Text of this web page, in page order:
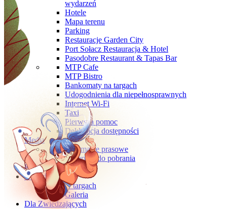
wydarzeń
Hotele
Mapa terenu
Parking
Restauracje Garden City
Port Sołacz Restauracja & Hotel
Pasodobre Restaurant & Tapas Bar
MTP Cafe
MTP Bistro
Bankomaty na targach
Udogodnienia dla niepełnosprawnych
Internet Wi-Fi
Taxi
Pierwsza pomoc
Deklaracja dostępności
Media
Informacje prasowe
Materiały do pobrania
Kontakt
O wydarzeniu
O targach
Galeria
Dla Zwiedzających